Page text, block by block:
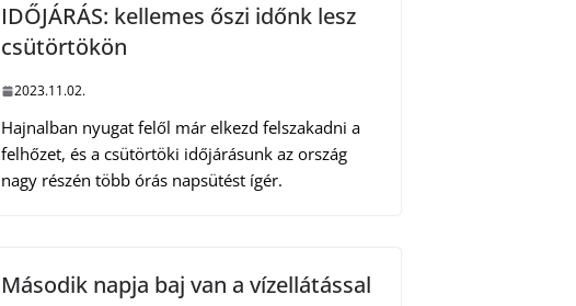
IDŐJÁRÁS: kellemes őszi időnk lesz
csütörtökön
2023.11.02.
Hajnalban nyugat felől már elkezd felszakadni a
felhőzet, és a csütörtöki időjárásunk az ország
nagy részén több órás napsütést ígér.
Második napja baj van a vízellátással